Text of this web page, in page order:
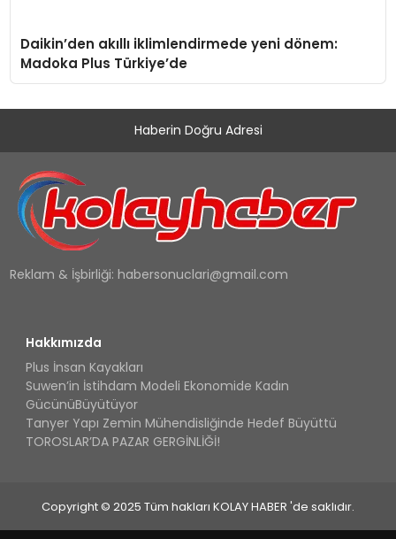
Daikin’den akıllı iklimlendirmede yeni dönem:
Madoka Plus Türkiye’de
Haberin Doğru Adresi
Reklam & İşbirliği: habersonuclari@gmail.com
Hakkımızda
Plus İnsan Kayakları
Suwen’in İstihdam Modeli Ekonomide Kadın
GücünüBüyütüyor
Tanyer Yapı Zemin Mühendisliğinde Hedef Büyüttü
TOROSLAR’DA PAZAR GERGİNLİĞİ!
Copyright © 2025 Tüm hakları KOLAY HABER 'de saklıdır.